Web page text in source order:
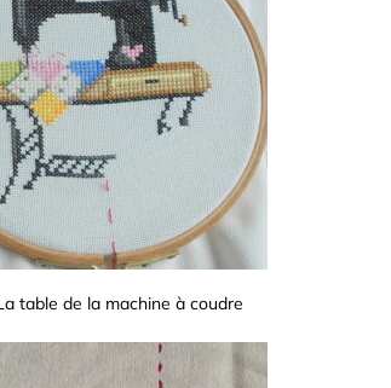
table de la machine à coudre